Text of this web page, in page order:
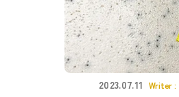
2023.07.11